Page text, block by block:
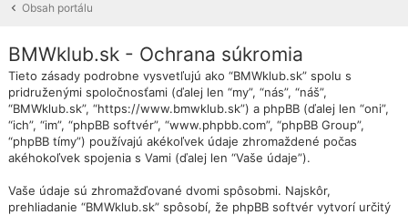
Obsah portálu
BMWklub.sk - Ochrana súkromia
Tieto zásady podrobne vysvetľujú ako “BMWklub.sk” spolu s
pridruženými spoločnosťami (ďalej len “my”, “nás”, “náš”,
“BMWklub.sk”, “https://www.bmwklub.sk”) a phpBB (ďalej len “oni”,
“ich”, “im”, “phpBB softvér”, “www.phpbb.com”, “phpBB Group”,
“phpBB tímy”) používajú akékoľvek údaje zhromaždené počas
akéhokoľvek spojenia s Vami (ďalej len “Vaše údaje”).
Vaše údaje sú zhromažďované dvomi spôsobmi. Najskôr,
prehliadanie “BMWklub.sk” spôsobí, že phpBB softvér vytvorí určitý